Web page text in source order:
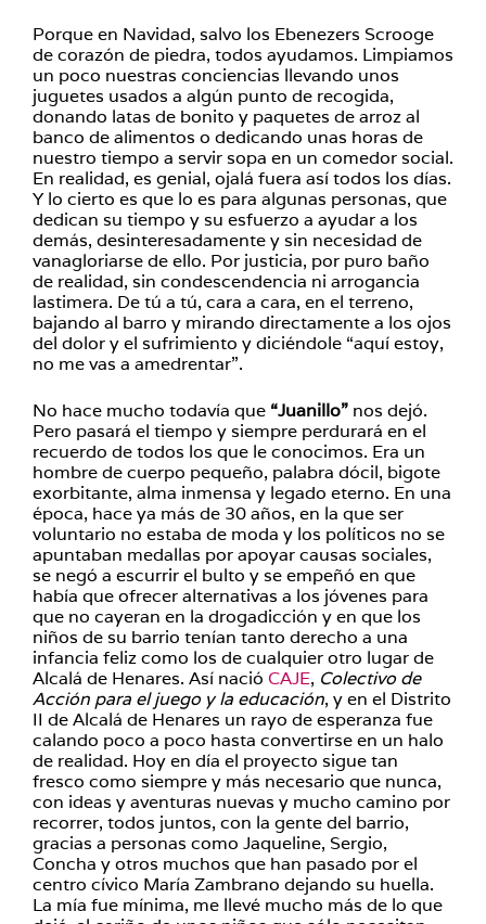
Porque en Navidad, salvo los Ebenezers Scrooge
de corazón de piedra, todos ayudamos. Limpiamos
un poco nuestras conciencias llevando unos
juguetes usados a algún punto de recogida,
donando latas de bonito y paquetes de arroz al
banco de alimentos o dedicando unas horas de
nuestro tiempo a servir sopa en un comedor social.
En realidad, es genial, ojalá fuera así todos los días.
Y lo cierto es que lo es para algunas personas, que
dedican su tiempo y su esfuerzo a ayudar a los
demás, desinteresadamente y sin necesidad de
vanagloriarse de ello. Por justicia, por puro baño
de realidad, sin condescendencia ni arrogancia
lastimera. De tú a tú, cara a cara, en el terreno,
bajando al barro y mirando directamente a los ojos
del dolor y el sufrimiento y diciéndole “aquí estoy,
no me vas a amedrentar”.
No hace mucho todavía que “Juanillo” nos dejó.
Pero pasará el tiempo y siempre perdurará en el
recuerdo de todos los que le conocimos. Era un
hombre de cuerpo pequeño, palabra dócil, bigote
exorbitante, alma inmensa y legado eterno. En una
época, hace ya más de 30 años, en la que ser
voluntario no estaba de moda y los políticos no se
apuntaban medallas por apoyar causas sociales,
se negó a escurrir el bulto y se empeñó en que
había que ofrecer alternativas a los jóvenes para
que no cayeran en la drogadicción y en que los
niños de su barrio tenían tanto derecho a una
infancia feliz como los de cualquier otro lugar de
Alcalá de Henares. Así nació CAJE, Colectivo de
Acción para el juego y la educación, y en el Distrito
II de Alcalá de Henares un rayo de esperanza fue
calando poco a poco hasta convertirse en un halo
de realidad. Hoy en día el proyecto sigue tan
fresco como siempre y más necesario que nunca,
con ideas y aventuras nuevas y mucho camino por
recorrer, todos juntos, con la gente del barrio,
gracias a personas como Jaqueline, Sergio,
Concha y otros muchos que han pasado por el
centro cívico María Zambrano dejando su huella.
La mía fue mínima, me llevé mucho más de lo que